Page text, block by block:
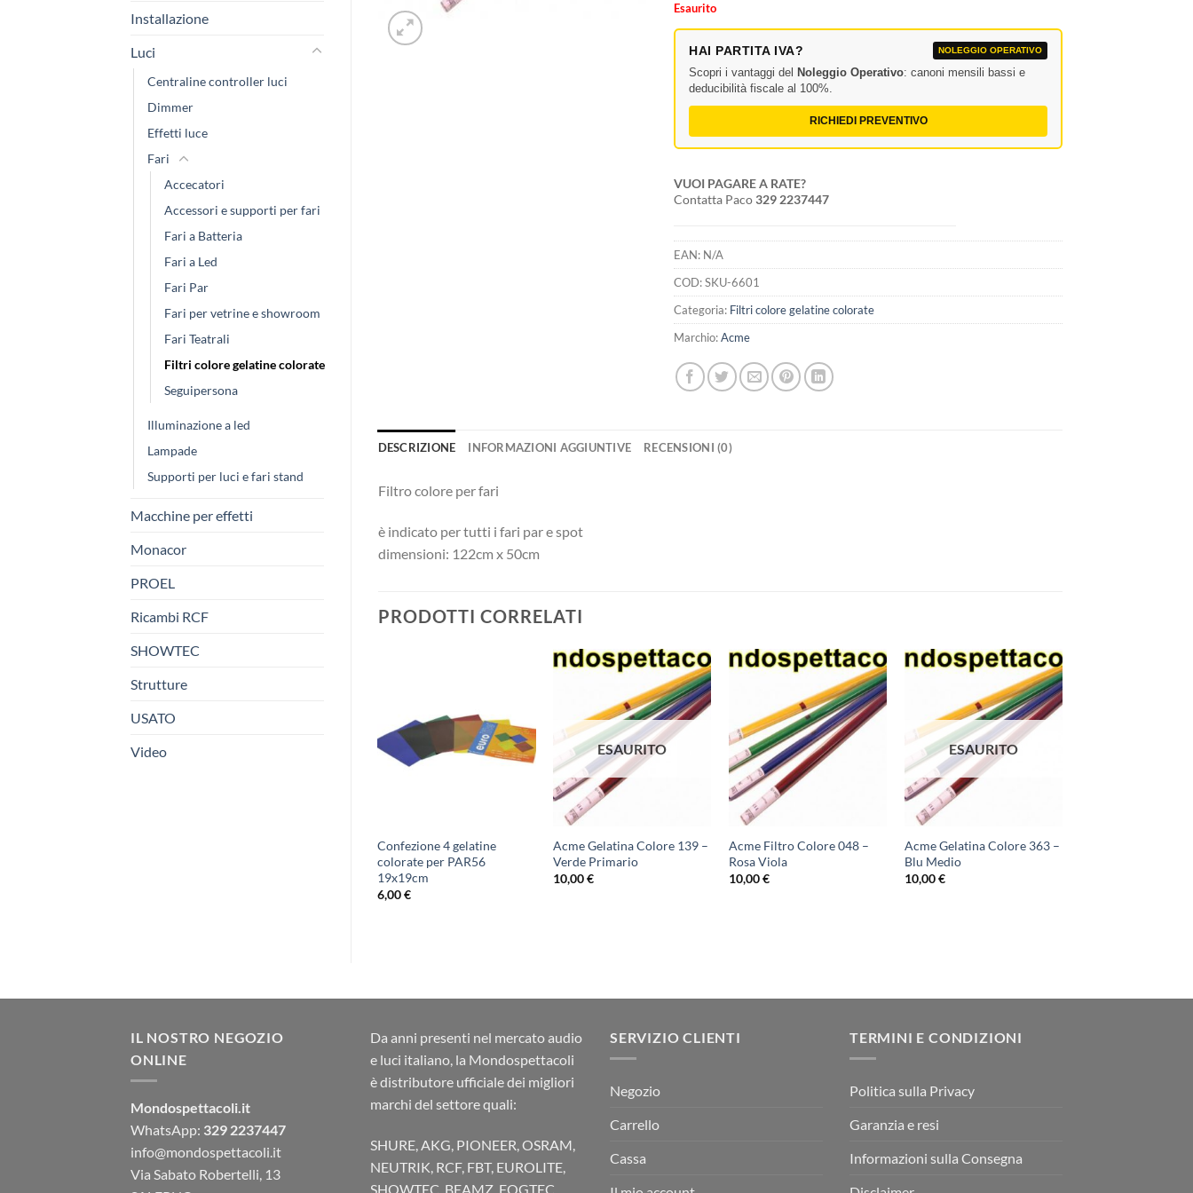
Installazione
Luci
Centraline controller luci
Dimmer
Effetti luce
Fari
Accecatori
Accessori e supporti per fari
Fari a Batteria
Fari a Led
Fari Par
Fari per vetrine e showroom
Fari Teatrali
Filtri colore gelatine colorate
Seguipersona
Illuminazione a led
Lampade
Supporti per luci e fari stand
Macchine per effetti
Monacor
PROEL
Ricambi RCF
SHOWTEC
Strutture
USATO
Video
Esaurito
HAI PARTITA IVA? NOLEGGIO OPERATIVO
Scopri i vantaggi del Noleggio Operativo: canoni mensili bassi e
deducibilità fiscale al 100%.
RICHIEDI PREVENTIVO
VUOI PAGARE A RATE?
Contatta Paco329 2237447
EAN: N/A
COD:SKU-6601
Categoria: Filtri colore gelatine colorate
Marchio:Acme
DESCRIZIONE INFORMAZIONI AGGIUNTIVE RECENSIONI (0)
Filtro colore per fari
è indicato per tutti i fari par e spot
dimensioni: 122cm x 50cm
PRODOTTI CORRELATI
Confezione 4 gelatine
colorate per PAR56
19x19cm
6,00€
ESAURITO
Acme Gelatina Colore 139 –
Verde Primario
10,00€
Acme Filtro Colore 048 –
Rosa Viola
10,00€
ESAURITO
Acme Gelatina Colore 363 –
Blu Medio
10,00€
IL NOSTRO NEGOZIO
ONLINE
Mondospettacoli.it
WhatsApp: 329 2237447
info@mondospettacoli.it
Via Sabato Robertelli, 13
Da anni presenti nel mercato audio
e luci italiano, la Mondospettacoli
è distributore ufficiale dei migliori
marchi del settore quali:
SHURE, AKG, PIONEER, OSRAM,
NEUTRIK, RCF, FBT, EUROLITE,
SHOWTEC, BEAMZ, FOGTEC,
SERVIZIO CLIENTI
Negozio
Carrello
Cassa
TERMINI E CONDIZIONI
Politica sulla Privacy
Garanzia e resi
Informazioni sulla Consegna